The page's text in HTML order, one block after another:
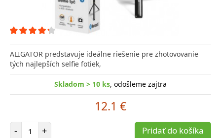
ALIGATOR predstavuje ideálne riešenie pre zhotovovanie
tých najlepších selfie fotiek,
Skladom > 10 ks, odošleme zajtra
12.1 €
- Počet položiek
+ Pridať do košíka